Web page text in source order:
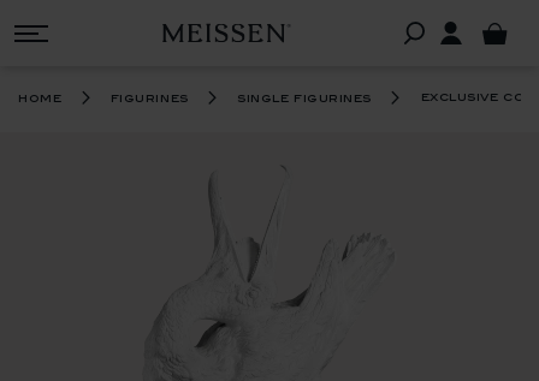
home figurines single figurines exclusive